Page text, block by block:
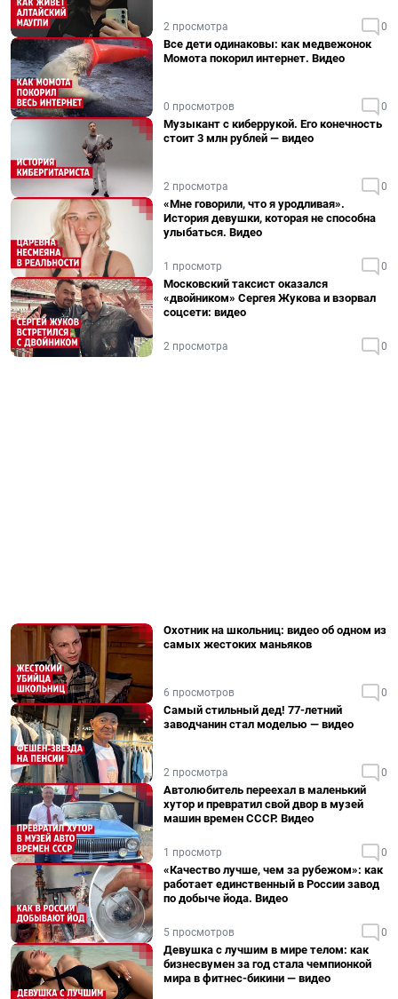
2 просмотра 0
Все дети одинаковы: как медвежонок
Момота покорил интернет. Видео
0 просмотров 0
Музыкант с киберрукой. Его конечность
стоит 3 млн рублей — видео
2 просмотра 0
«Мне говорили, что я уродливая».
История девушки, которая не способна
улыбаться. Видео
1 просмотр 0
Московский таксист оказался
«двойником» Сергея Жукова и взорвал
соцсети: видео
2 просмотра 0
Охотник на школьниц: видео об одном из
самых жестоких маньяков
6 просмотров 0
Самый стильный дед! 77-летний
заводчанин стал моделью — видео
2 просмотра 0
Автолюбитель переехал в маленький
хутор и превратил свой двор в музей
машин времен СССР. Видео
1 просмотр 0
«Качество лучше, чем за рубежом»: как
работает единственный в России завод
по добыче йода. Видео
5 просмотров 0
Девушка с лучшим в мире телом: как
бизнесвумен за год стала чемпионкой
мира в фитнес-бикини — видео